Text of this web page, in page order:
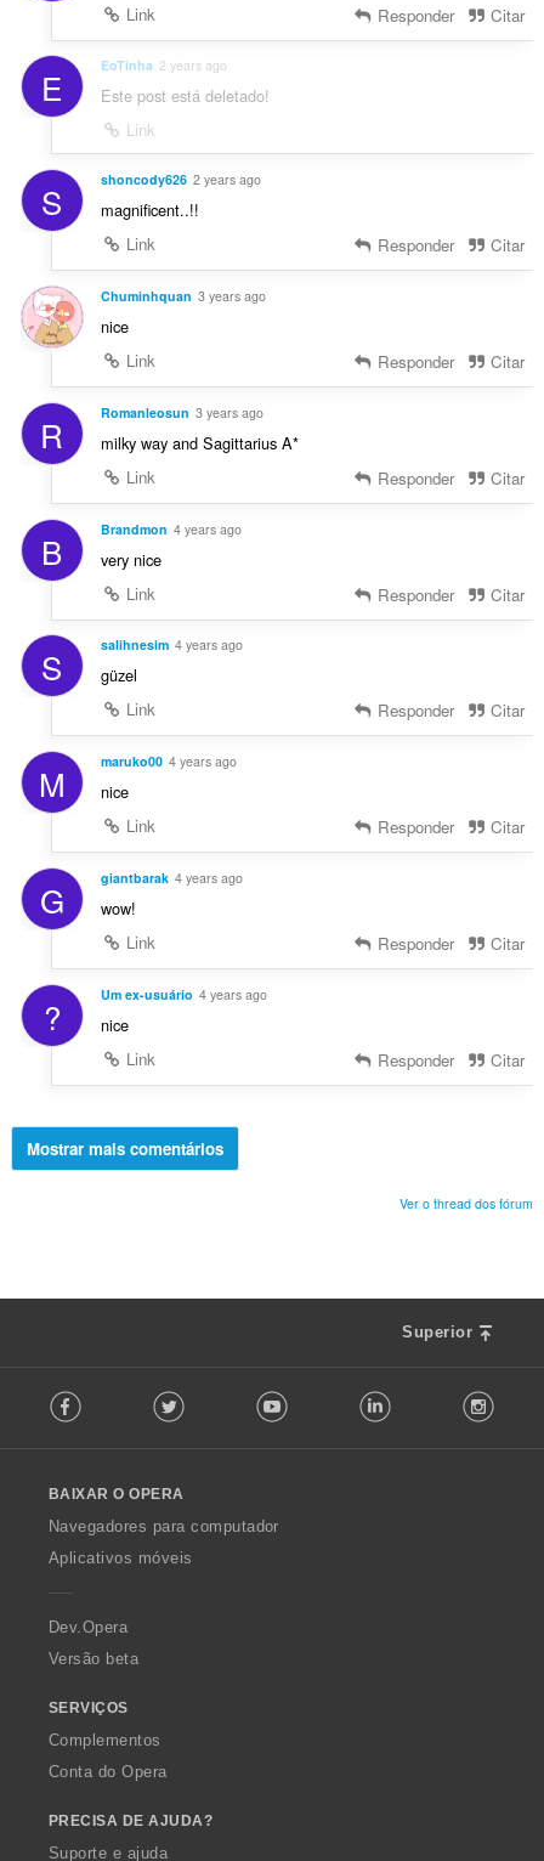
Link
Responder Citar
E EoTinha 2 years ago
Este post está deletado!
Link
S shoncody626 2 years ago
magnificent..!!
Link
Responder Citar
Chuminhquan 3 years ago
nice
Link
Responder Citar
R Romanleosun 3 years ago
milky way and Sagittarius A*
Link
Responder Citar
B Brandmon 4 years ago
very nice
Link
Responder Citar
S salihnesim 4 years ago
güzel
Link
Responder Citar
M maruko00 4 years ago
nice
Link
Responder Citar
G giantbarak 4 years ago
wow!
Link
Responder Citar
? Um ex-usuário 4 years ago
nice
Link
Responder Citar
Mostrar mais comentários
Ver o thread dos fórum
Superior
o
w
O
p
a
Facebook Twitter Youtube LinkedIn
BAIXAR O OPERA
Navegadores para computador
Aplicativos móveis
Dev.Opera
Versão beta
SERVIÇOS
Complementos
Conta do Opera
PRECISA DE AJUDA?
Suporte e ajuda